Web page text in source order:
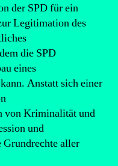
der SPD für ein
Legitimation des
die SPD
eines
Anstatt sich einer
von Kriminalität und
und
Grundrechte aller